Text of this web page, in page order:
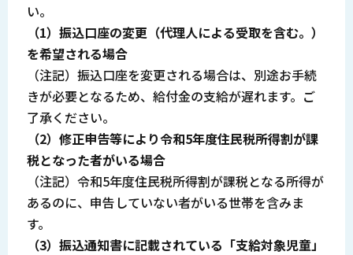
い。
（1）振込口座の変更（代理人による受取を含む。）
を希望される場合
（注記）振込口座を変更される場合は、別途お手続
きが必要となるため、給付金の支給が遅れます。ご
了承ください。
（2）修正申告等により令和5年度住民税所得割が課
税となった者がいる場合
（注記）令和5年度住民税所得割が課税となる所得が
あるのに、申告していない者がいる世帯を含みま
す。
（3）振込通知書に記載されている「支給対象児童」